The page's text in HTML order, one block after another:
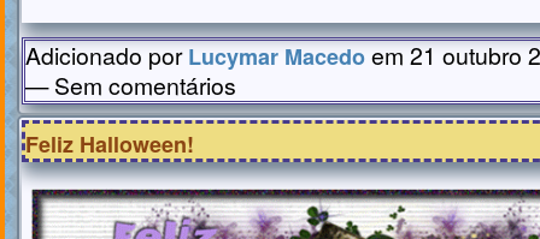
Adicionado porLucymar Macedoem 21 outubro
— Sem comentários
Feliz Halloween!